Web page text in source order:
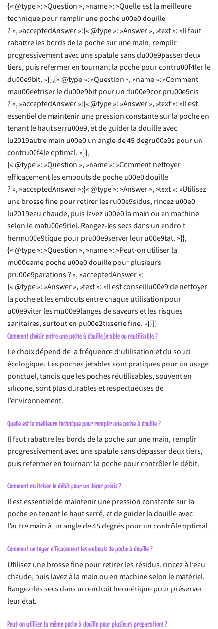
{« @type »: »Question », »name »: »Quelle est la meilleure
technique pour remplir une poche u00e0 douille
? », »acceptedAnswer »:{« @type »: »Answer », »text »: »Il faut
rabattre les bords de la poche sur une main, remplir
progressivement avec une spatule sans du00e9passer deux
tiers, puis refermer en tournant la poche pour contru00f4ler le
du00e9bit. »}},{« @type »: »Question », »name »: »Comment
mau00eetriser le du00e9bit pour un du00e9cor pru00e9cis
? », »acceptedAnswer »:{« @type »: »Answer », »text »: »Il est
essentiel de maintenir une pression constante sur la poche en
tenant le haut serru00e9, et de guider la douille avec
lu2019autre main u00e0 un angle de 45 degru00e9s pour un
contru00f4le optimal. »}},
{« @type »: »Question », »name »: »Comment nettoyer
efficacement les embouts de poche u00e0 douille
? », »acceptedAnswer »:{« @type »: »Answer », »text »: »Utilisez
une brosse fine pour retirer les ru00e9sidus, rincez u00e0
lu2019eau chaude, puis lavez u00e0 la main ou en machine
selon le matu00e9riel. Rangez-les secs dans un endroit
hermu00e9tique pour pru00e9server leur u00e9tat. »}},
{« @type »: »Question », »name »: »Peut-on utiliser la
mu00eame poche u00e0 douille pour plusieurs
pru00e9parations ? », »acceptedAnswer »:
{« @type »: »Answer », »text »: »Il est conseillu00e9 de nettoyer
la poche et les embouts entre chaque utilisation pour
u00e9viter les mu00e9langes de saveurs et les risques
sanitaires, surtout en pu00e2tisserie fine. »}}]}
Comment choisir entre une poche à douille jetable ou réutilisable ?
Le choix dépend de la fréquence d’utilisation et du souci
écologique. Les poches jetables sont pratiques pour un usage
ponctuel, tandis que les poches réutilisables, souvent en
silicone, sont plus durables et respectueuses de
l’environnement.
Quelle est la meilleure technique pour remplir une poche à douille ?
Il faut rabattre les bords de la poche sur une main, remplir
progressivement avec une spatule sans dépasser deux tiers,
puis refermer en tournant la poche pour contrôler le débit.
Comment maîtriser le débit pour un décor précis ?
Il est essentiel de maintenir une pression constante sur la
poche en tenant le haut serré, et de guider la douille avec
l’autre main à un angle de 45 degrés pour un contrôle optimal.
Comment nettoyer efficacement les embouts de poche à douille ?
Utilisez une brosse fine pour retirer les résidus, rincez à l’eau
chaude, puis lavez à la main ou en machine selon le matériel.
Rangez-les secs dans un endroit hermétique pour préserver
leur état.
Peut-on utiliser la même poche à douille pour plusieurs préparations ?